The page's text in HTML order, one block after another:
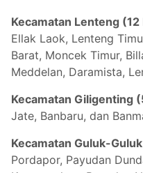
Kecamatan Lenteng (12
Ellak Laok, Lenteng
Barat, Moncek Timur,
Meddelan, Daramista,
Kecamatan Giligenting
Jate, Banbaru, dan
Kecamatan Guluk-
Pordapor, Payudan